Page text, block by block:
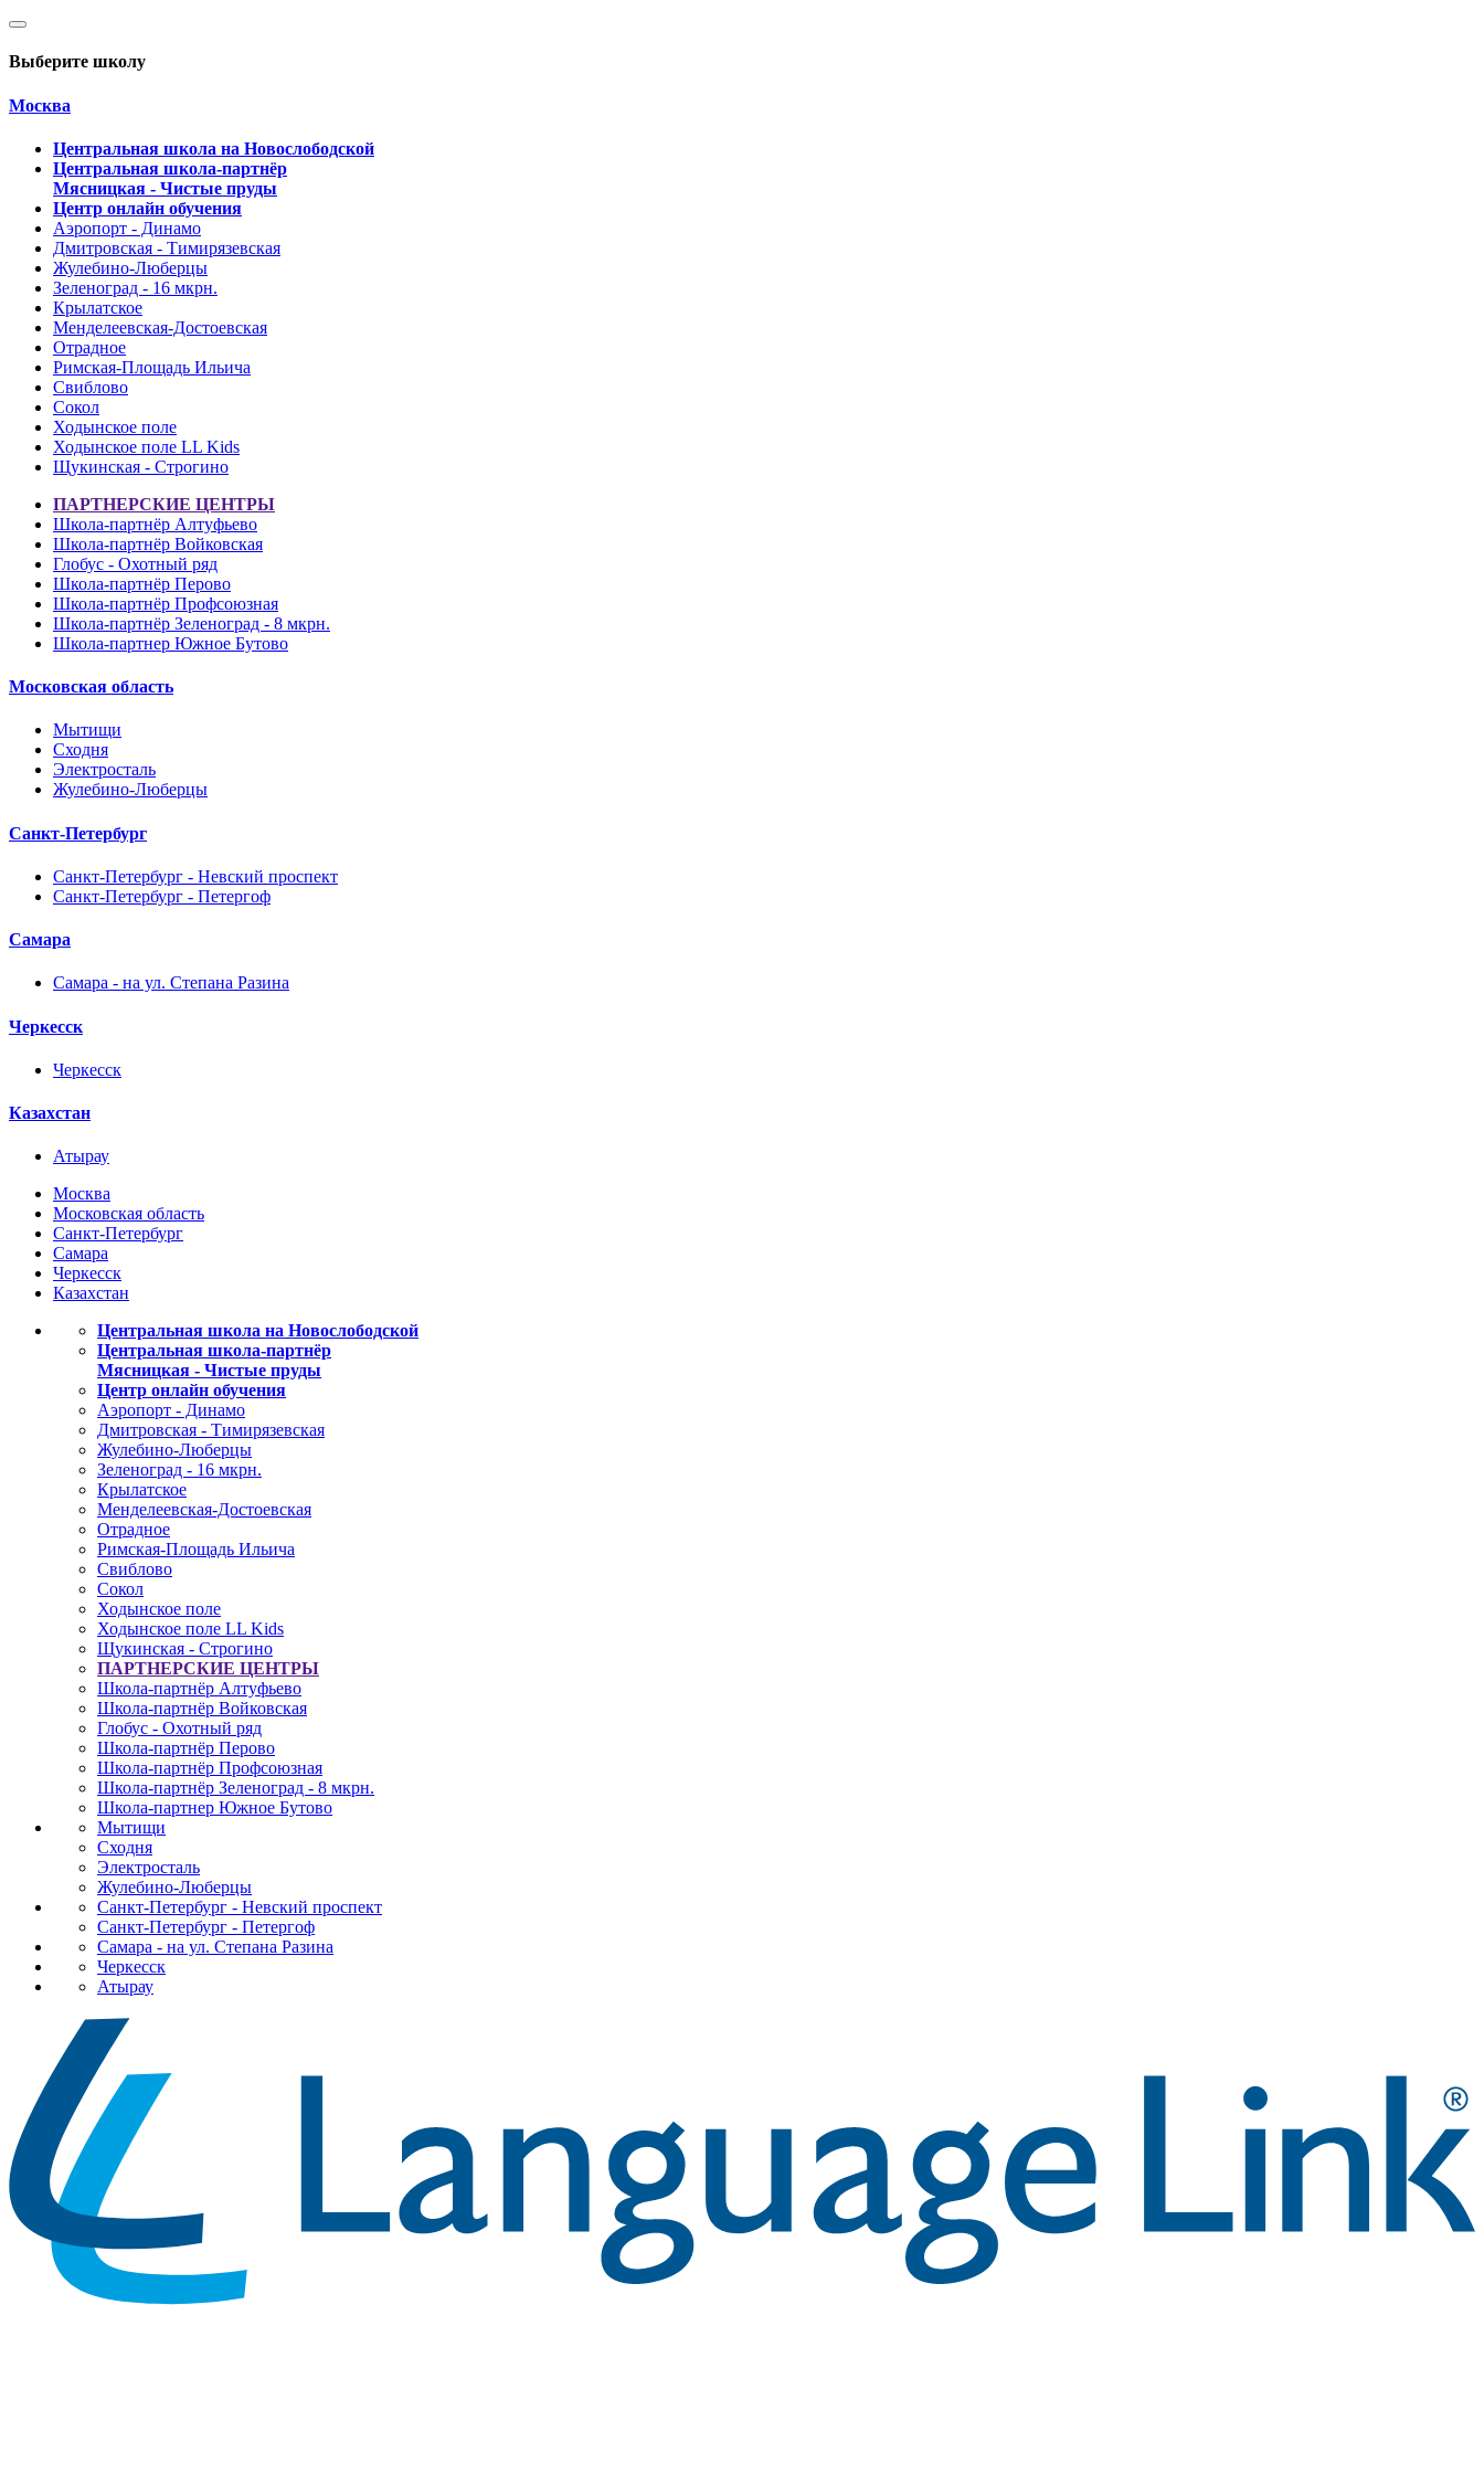
Выберите школу
Москва
Центральная школа на Новослободской
Центральная школа-партнёр
Мясницкая - Чистые пруды
Центр онлайн обучения
Аэропорт - Динамо
Дмитровская - Тимирязевская
Жулебино-Люберцы
Зеленоград - 16 мкрн.
Крылатское
Менделеевская-Достоевская
Отрадное
Римская-Площадь Ильича
Свиблово
Сокол
Ходынское поле
Ходынское поле LL Kids
Щукинская - Строгино
ПАРТНЕРСКИЕ ЦЕНТРЫ
Школа-партнёр Алтуфьево
Школа-партнёр Войковская
Глобус - Охотный ряд
Школа-партнёр Перово
Школа-партнёр Профсоюзная
Школа-партнёр Зеленоград - 8 мкрн.
Школа-партнер Южное Бутово
Московская область
Мытищи
Сходня
Электросталь
Жулебино-Люберцы
Санкт-Петербург
Санкт-Петербург - Невский проспект
Санкт-Петербург - Петергоф
Самара
Самара - на ул. Степана Разина
Черкесск
Черкесск
Казахстан
Атырау
Москва
Московская область
Санкт-Петербург
Самара
Черкесск
Казахстан
Центральная школа на Новослободской
Центральная школа-партнёр
Мясницкая - Чистые пруды
Центр онлайн обучения
Аэропорт - Динамо
Дмитровская - Тимирязевская
Жулебино-Люберцы
Зеленоград - 16 мкрн.
Крылатское
Менделеевская-Достоевская
Отрадное
Римская-Площадь Ильича
Свиблово
Сокол
Ходынское поле
Ходынское поле LL Kids
Щукинская - Строгино
ПАРТНЕРСКИЕ ЦЕНТРЫ
Школа-партнёр Алтуфьево
Школа-партнёр Войковская
Глобус - Охотный ряд
Школа-партнёр Перово
Школа-партнёр Профсоюзная
Школа-партнёр Зеленоград - 8 мкрн.
Школа-партнер Южное Бутово
Мытищи
Сходня
Электросталь
Жулебино-Люберцы
Санкт-Петербург - Невский проспект
Санкт-Петербург - Петергоф
Самара - на ул. Степана Разина
Черкесск
Атырау